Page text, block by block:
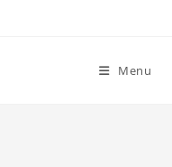
Menu